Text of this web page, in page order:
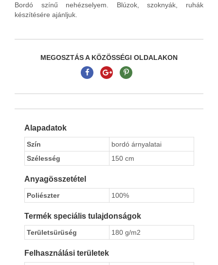
Bordó színű nehézselyem. Blúzok, szoknyák, ruhák
készítésére ajánljuk.
MEGOSZTÁS A KÖZÖSSÉGI OLDALAKON
Alapadatok
Szín
bordó árnyalatai
Szélesség
150 cm
Anyagösszetétel
Poliészter 100%
Termék speciális tulajdonságok
Területsürüség 180 g/m2
Felhasználási területek